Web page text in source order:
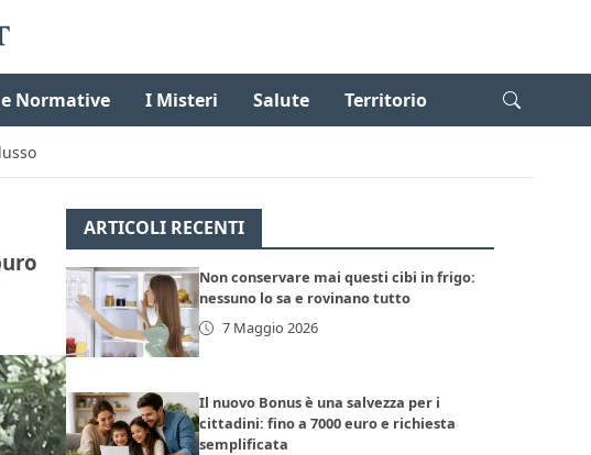
Normative I Misteri Salute Territorio
ARTICOLI RECENTI
Non conservare mai questi cibi in frigo:
nessuno lo sa e rovinano tutto
7 Maggio 2026
Il nuovo Bonus è una salvezza per i
cittadini: fino a 7000 euro e richiesta
semplificata